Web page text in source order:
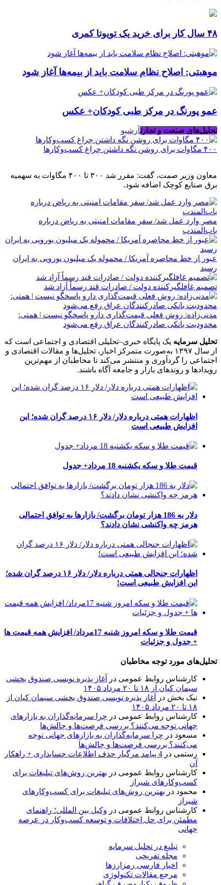
۴۸ سال کار برای خرید یک تویوتا کمری
موهبتی: اصلاح نظام سلامت باید از بیمه‌ها آغاز شود
عمو پورنگ در مرکز طبی کودکان+ عکس
تحلیل‌های صنعت و تجارتآرشیو
۴۰۰ مگاوات برای روشن نگه داشتن چراغ کسب‌وکار‌ها
معاون وزیر صمت، گفت: مقرر شد ۳۰۰ تا ۴۰۰ مگاوات به سهمیه
برق صنایع کوچک اضافه شود.
مصر وارد عمل شد/ سفر مقامات امنیتی به ریاض درباره
باب‌المندب
عبور از خط محاصره آمریکا / محموله یک میلیون یورویی به ایران
رسید
تصمیم غافلگیرکننده دولت / صادرات قند رسماً آزاد شد
مدنی‌زاده: روش فعلی قیمت‌گذاری دارو پاسخگو نیست | همتی:
محدودیت بانکی صادرکنندگان عراق رفع می‌شود
تحلیل سرمایه یک پایگاه خبری–تحلیلی اقتصادی و اجتماعی است که
از سال ۱۳۹۷ به‌صورت متمرکز اخبار، تحلیل‌ها و مقالات اقتصادی و
اجتماعی را گردآوری و منتشر می‌کند تا مخاطبان از مهم‌ترین
رویدادها و روندهای بازار و جامعه آگاه باشند.
اظهارات همتی درباره دلار/ دلار ۱۶ درصد گران شده؛ این
افزایش طبیعی است
قیمت طلا و سکه یکشنبه 18 مرداد+ جدول
دلار به 186 هزار تومان برگشت/ بازارها به توافق احتمالی
هرمز چه واکنشی نشان دادند؟
اظهارات جنجالی همتی درباره دلار/ دلار ۱۶ درصد گران شده؛
این افزایش طبیعی است!
قیمت طلا و سکه امروز شنبه 17مرداد/ افزایش همه قیمت ها
+ جدول و جزئیات
تحلیل‌های مورد توجه مخاطبان
کارشناس روابط عمومی در
آغاز پذیره نویسی صندوق بخشی
سیمان کیان از ۱۸ تا ۲۰ مرداد ۱۴۰۵
نیک بخش در
آغاز پذیره نویسی صندوق بخشی سیمان کیان از
۱۸ تا ۲۰ مرداد ۱۴۰۵
کارشناس روابط عمومی در چرا سرمایه‌گذاران به بازارهای
جهانی توجه می‌کنند؟ بررسی فرصت‌ها و چالش‌ها
مسعود در چرا سرمایه‌گذاران به بازارهای جهانی توجه
می‌کنند؟ بررسی فرصت‌ها و چالش‌ها
رستمی در
4 پیامد مرگبار حذف اطلاعات حسابداری + راهکار
آن
کارشناس روابط عمومی در بهترین روش‌های تبلیغات برای
کسب‌وکارهای شیراز
محمود در بهترین روش‌های تبلیغات برای کسب‌وکارهای
شیراز
کارشناس روابط عمومی در وکیل بین المللی؛ راهنمای
مطمئن برای حل اختلافات و توسعه کسب‌وکار در عرصه
جهانی
تبلیغ در تحلیل سرمایه
مجله تفریحی
اخبار فارسی رمزارزها
مرجع مقالات تکنولوژی